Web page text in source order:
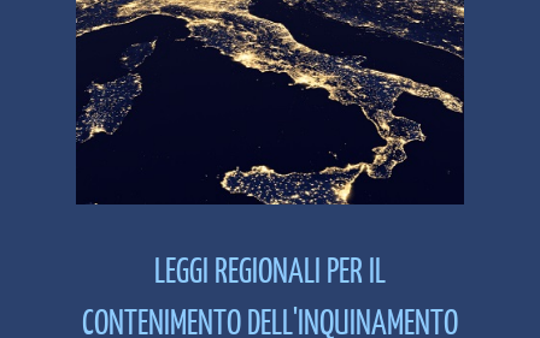
LEGGI REGIONALI PER IL
CONTENIMENTO DELL'INQUINAMENTO